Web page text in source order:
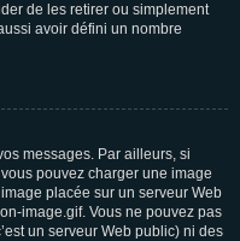
de les retirer ou simplement
avoir défini un nombre
messages. Par ailleurs, si
pouvez charger une image
placée sur un serveur Web
image.gif. Vous ne pouvez pas
un serveur Web public) ni des